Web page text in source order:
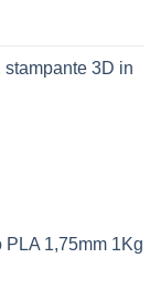
3D in
1,75mm 1Kg